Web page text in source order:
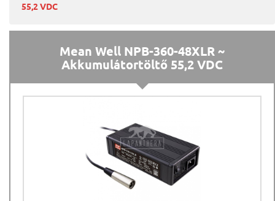
55,2 VDC
Mean Well NPB-360-48XLR ~
Akkumulátortöltő 55,2 VDC